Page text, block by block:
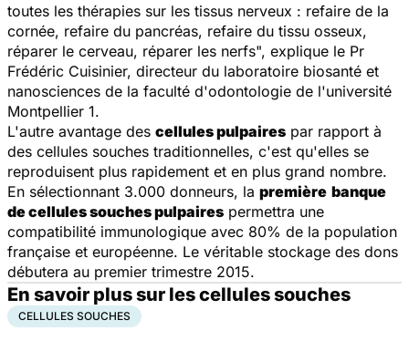
toutes les thérapies sur les tissus nerveux : refaire de la
cornée, refaire du pancréas, refaire du tissu osseux,
réparer le cerveau, réparer les nerfs", explique le Pr
Frédéric Cuisinier, directeur du laboratoire biosanté et
nanosciences de la faculté d'odontologie de l'université
Montpellier 1.
L'autre avantage des cellules pulpaires par rapport à
des cellules souches traditionnelles, c'est qu'elles se
reproduisent plus rapidement et en plus grand nombre.
En sélectionnant 3.000 donneurs, la première banque
de cellules souches pulpaires permettra une
compatibilité immunologique avec 80% de la population
française et européenne. Le véritable stockage des dons
débutera au premier trimestre 2015.
En savoir plus sur les cellules souches
CELLULES SOUCHES